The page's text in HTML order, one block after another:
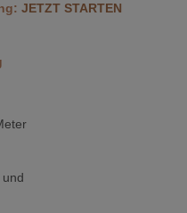
JETZT STARTEN